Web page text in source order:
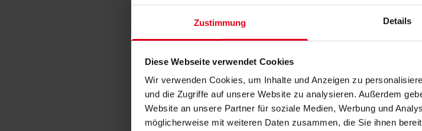
Zustimmung Details
Diese Webseite verwendet Cookies
Wir verwenden Cookies, um Inhalte und Anzeigen zu
und die Zugriffe auf unsere Website zu analysieren. Außerdem
Website an unsere Partner für soziale Medien, Werbung und
möglicherweise mit weiteren Daten zusammen, die Sie ihnen